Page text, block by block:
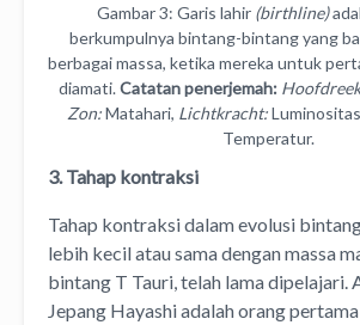
Gambar 3: Garis lahir (birthline)
berkumpulnya bintang-bintang yang
berbagai massa, ketika mereka untuk
diamati.Catatan penerjemah:
Zon:Matahari, Lichtkracht:
Temperatur.
3. Tahap kontraksi
Tahap kontraksi dalam evolusi
lebih kecil atau sama dengan massa
bintang T Tauri, telah lama dipelajari.
Jepang Hayashi adalah orang